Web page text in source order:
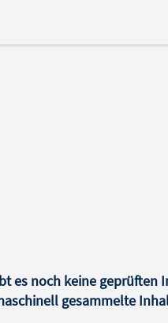
es noch keine geprüften
gesammelte